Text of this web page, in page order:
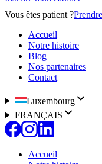
Vous êtes patient ?
Accueil
Notre histoire
Blog
Nos partenaires
Contact
Luxembourg
FRANÇAIS
Accueil